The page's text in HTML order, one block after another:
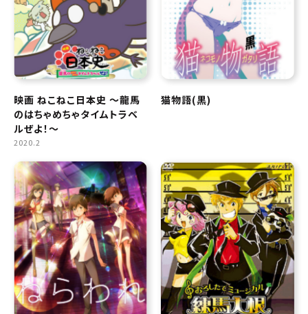
映画 ねこねこ日本史 ～龍馬
のはちゃめちゃタイムトラベ
ルぜよ！～
2020.2
猫物語(黒)